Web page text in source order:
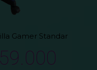
Gamer Standar
59.000